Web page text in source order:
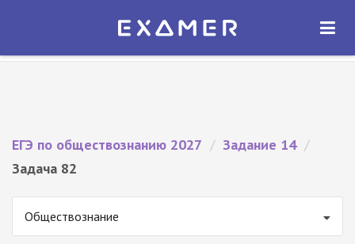
Экзамер — ЕГЭ 2027
ОТКРЫТЬ
ЕГЭ по обществознанию 2027 / Задание 14 /
Задача 82
Обществознание